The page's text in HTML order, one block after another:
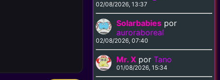
02/08/2026, 13:37
Solarbabies por
auroraboreal
02/08/2026, 07:40
Mr. X porTano
01/08/2026, 15:34